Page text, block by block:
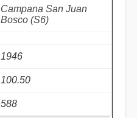
Campana San Juan
Bosco (S6)
1946
100.50
588